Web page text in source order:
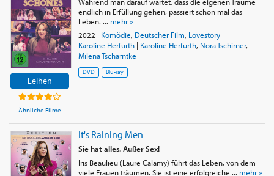
Leihen
Ähnliche Filme
endlich in Erfüllung gehen, passiert schon mal das
Leben. ... mehr »
2022 | Komödie, Deutscher Film, Lovestory|
Karoline Herfurth| Karoline Herfurth, Nora Tschirner,
Milena Tscharntke
DVD Blu-ray
It's Raining Men
Sie hat alles. Außer Sex!
Iris Beaulieu (Laure Calamy) führt das Leben, von dem
viele Frauen träumen. Sie ist eine erfolgreiche ... mehr »